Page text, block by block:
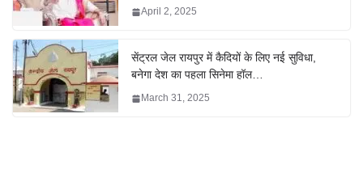
April 2, 2025
सेंट्रल जेल रायपुर में कैदियों के लिए नई सुविधा,
बनेगा देश का पहला सिनेमा हॉल…
March 31, 2025